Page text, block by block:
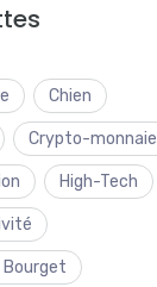
Chien
Crypto-monnaie
High-Tech
Bourget